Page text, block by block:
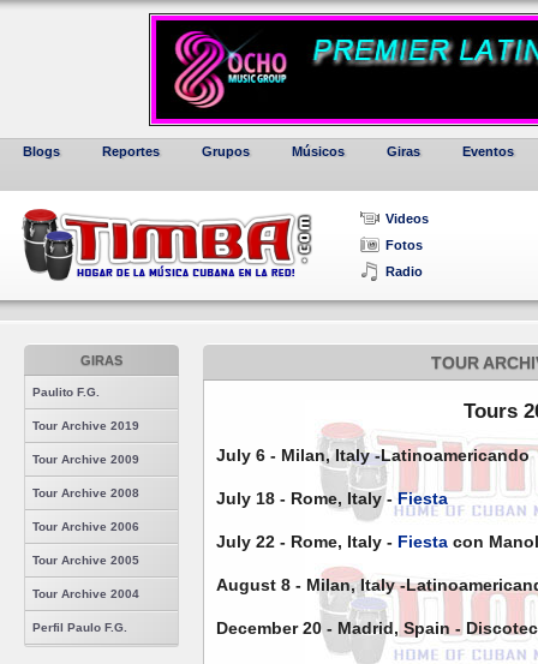
Blogs Reportes Grupos Músicos Giras Eventos
Videos
Fotos
Radio
GIRAS
Paulito F.G.
Tour Archive 2019
Tour Archive 2009
Tour Archive 2008
Tour Archive 2006
Tour Archive 2005
Tour Archive 2004
Perfil Paulo F.G.
TOUR
Tours
July 6 - Milan, Italy -Latinoamericando
July 18 - Rome, Italy - Fiesta
July 22 - Rome, Italy - Fiesta con
August 8 - Milan, Italy -
December 20 - Madrid, Spain -